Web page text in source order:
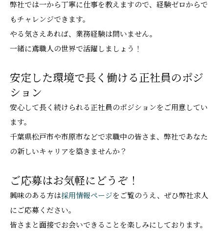
弊社では一から丁寧に仕事を教えますので、経験ゼロからで
もチャレンジできます。
やる気さえあれば、業務経験は問いません。
一緒に鳶職人の世界で活躍しましょう！
安定した環境で長く働ける正社員のポジ
ション
安心して長く続けられる正社員のポジションをご用意してい
ます。
千葉県松戸市や市原市などで求職中の皆さま、弊社であなた
の新しいキャリアを築きませんか？
ご応募はお気軽にどうぞ！
興味のある方は採用情報ページをご覧のうえ、ぜひ弊社求人
にご応募ください。
皆さまと面接でお会いできることを楽しみにしております。